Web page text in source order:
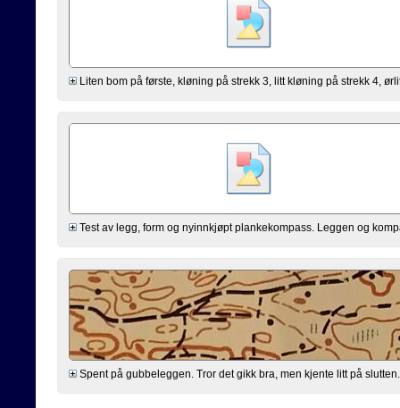
Liten bom på første, kløning på strekk 3, litt kløning på strekk 4,
Test av legg, form og nyinnkjøpt plankekompass. Leggen og
Spent på gubbeleggen. Tror det gikk bra, men kjente litt på